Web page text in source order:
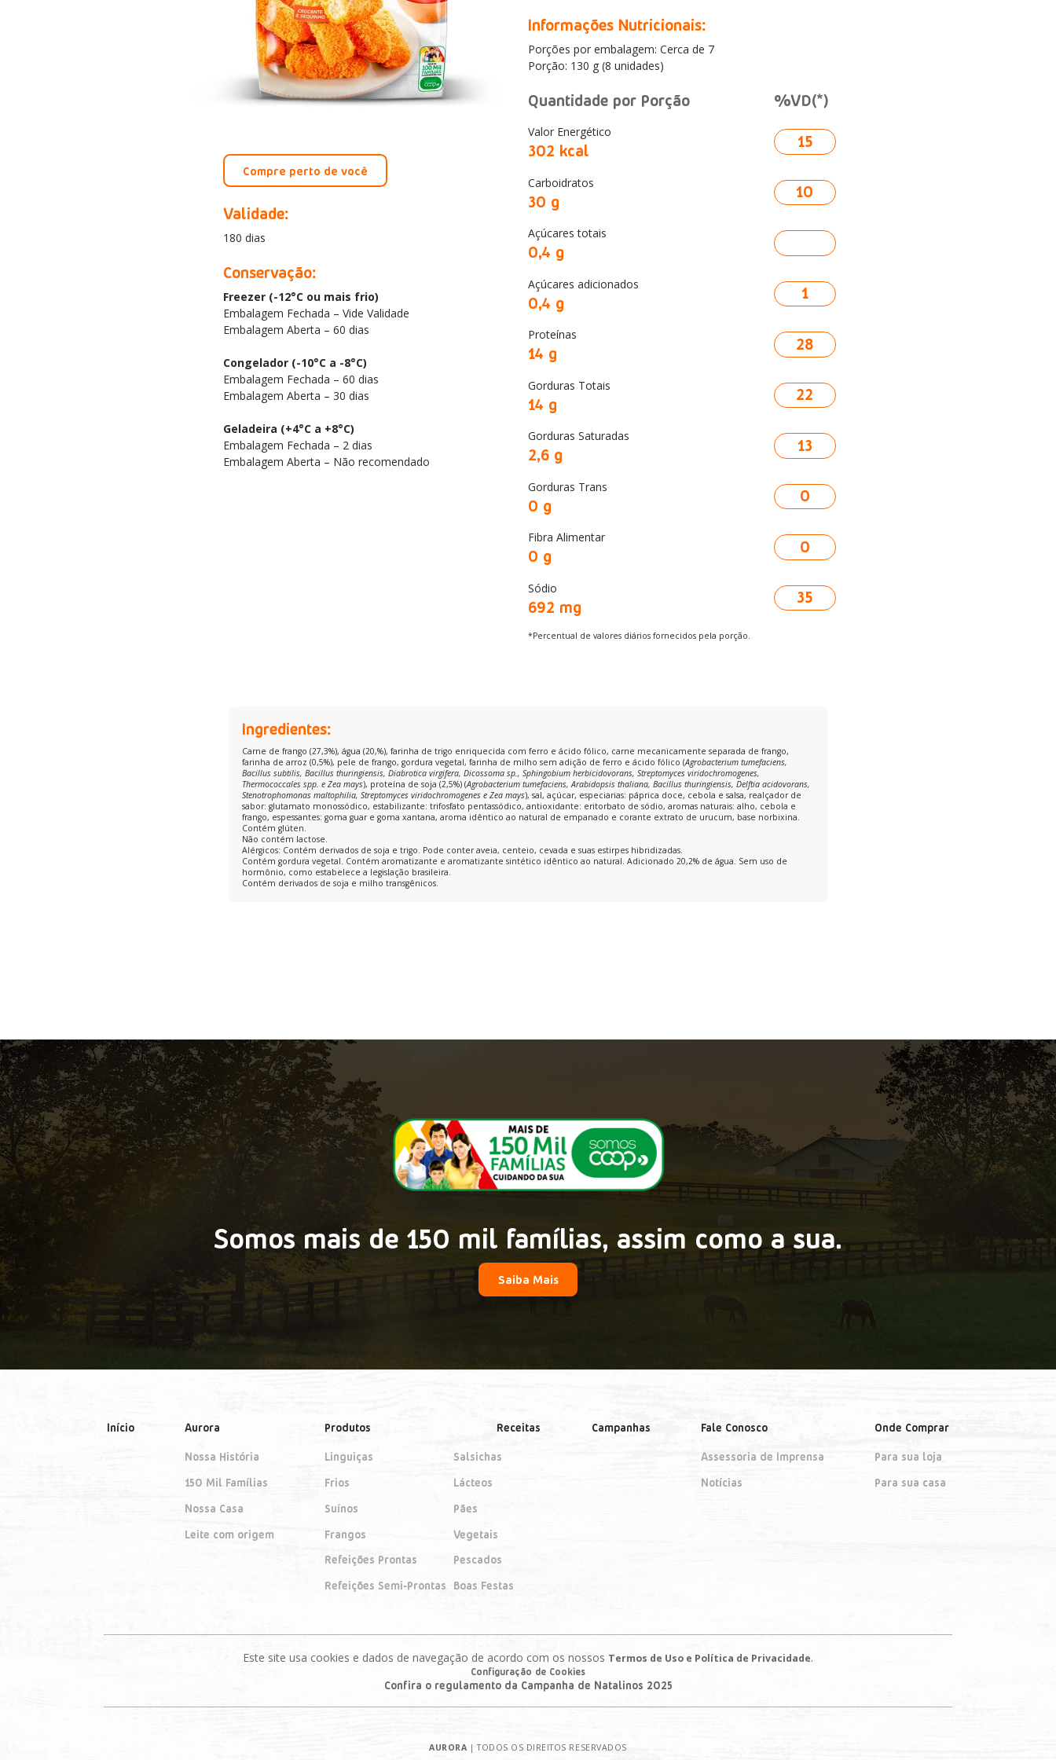
Compre perto de você
Validade:
180 dias
Conservação:
Freezer (-12°C ou mais frio)
Embalagem Fechada – Vide Validade
Embalagem Aberta – 60 dias
Congelador (-10°C a -8°C)
Embalagem Fechada – 60 dias
Embalagem Aberta – 30 dias
Geladeira (+4°C a +8°C)
Embalagem Fechada – 2 dias
Embalagem Aberta – Não recomendado
Informações Nutricionais:
Porções por embalagem: Cerca de 7
Porção: 130 g (8 unidades)
Quantidade por Porção %VD(*)
Valor Energético
302 kcal 15
Carboidratos
30 g 10
Açúcares totais
0,4 g
Açúcares adicionados
0,4 g 1
Proteínas
14 g 28
Gorduras Totais
14 g 22
Gorduras Saturadas
2,6 g 13
Gorduras Trans
0 g 0
Fibra Alimentar
0 g 0
Sódio
692 mg 35
*Percentual de valores diários fornecidos pela porção.
Ingredientes:
Carne de frango (27,3%), água (20,%), farinha de trigo enriquecida com ferro e ácido fólico, carne mecanicamente separada de frango,
farinha de arroz (0,5%), pele de frango, gordura vegetal, farinha de milho sem adição de ferro e ácido fólico (Agrobacterium tumefaciens,
Bacillus subtilis, Bacillus thuringiensis, Diabrotica virgifera, Dicossoma sp., Sphingobium herbicidovorans, Streptomyces viridochromogenes,
Thermococcales spp. e Zea mays), proteína de soja (2,5%) (Agrobacterium tumefaciens, Arabidopsis thaliana, Bacillus thuringiensis, Delftia acidovorans,
Stenotrophomonas maltophilia, Streptomyces viridochromogenes e Zea mays), sal, açúcar, especiarias: páprica doce, cebola e salsa, realçador de
sabor: glutamato monossódico, estabilizante: trifosfato pentassódico, antioxidante: eritorbato de sódio, aromas naturais: alho, cebola e
frango, espessantes: goma guar e goma xantana, aroma idêntico ao natural de empanado e corante extrato de urucum, base norbixina.
Contém glúten.
Não contém lactose.
Alérgicos: Contém derivados de soja e trigo. Pode conter aveia, centeio, cevada e suas estirpes hibridizadas.
Contém gordura vegetal. Contém aromatizante e aromatizante sintético idêntico ao natural. Adicionado 20,2% de água. Sem uso de
hormônio, como estabelece a legislação brasileira.
Contém derivados de soja e milho transgênicos.
Somos mais de 150 mil famílias, assim como a sua.
Saiba Mais
Início Aurora
Nossa História
150 Mil Famílias
Nossa Casa
Leite com origem
Produtos
Linguiças
Frios
Suínos
Frangos
Refeições Prontas
Refeições Semi-Prontas
Salsichas
Lácteos
Pães
Vegetais
Pescados
Boas Festas
Receitas Campanhas Fale Conosco
Assessoria de Imprensa
Notícias
Onde Comprar
Para sua loja
Para sua casa
Este site usa cookies e dados de navegação de acordo com os nossos Termos de Uso e Política de Privacidade.
Configuração de Cookies
Confira o regulamento da Campanha de Natalinos 2025
AURORA | TODOS OS DIREITOS RESERVADOS